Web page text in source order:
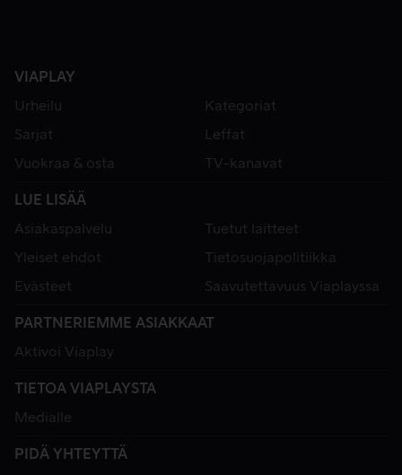
VIAPLAY
Urheilu
Kategoriat
Sarjat
Leffat
Vuokraa & osta
TV-kanavat
LUE LISÄÄ
Asiakaspalvelu
Tuetut laitteet
Yleiset ehdot
Tietosuojapolitiikka
Evästeet
Saavutettavuus Viaplayssa
PARTNERIEMME ASIAKKAAT
Aktivoi Viaplay
TIETOA VIAPLAYSTA
Medialle
PIDÄ YHTEYTTÄ